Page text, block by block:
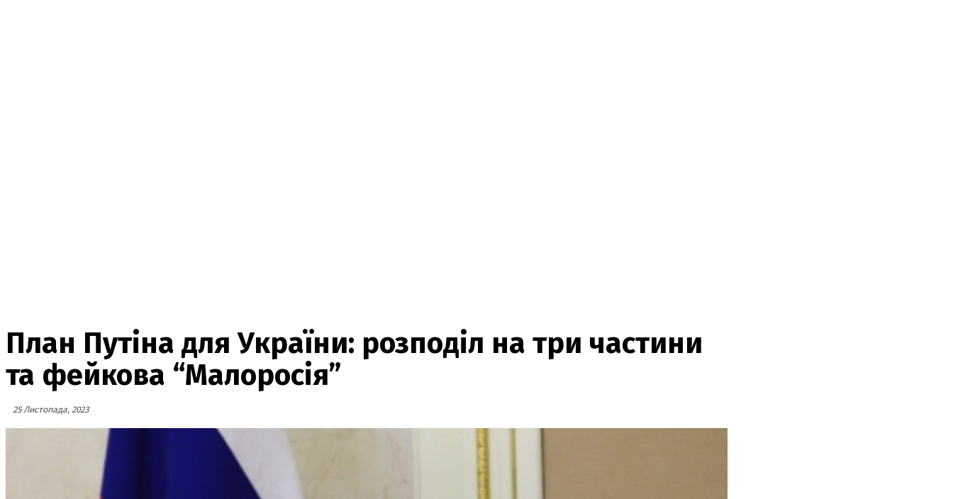
План Путіна для України: розподіл на три частини
та фейкова “Малоросія”
25 Листопада, 2023